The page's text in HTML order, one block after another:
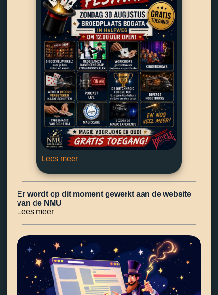
Lees meer
Er wordt op dit moment gewerkt aan de website
van de NMU
Lees meer